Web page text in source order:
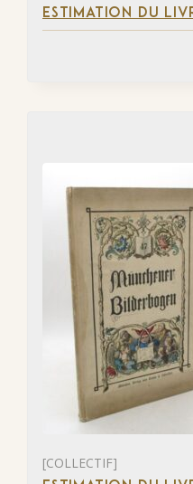
ESTIMATION DU
[COLLECTIF]